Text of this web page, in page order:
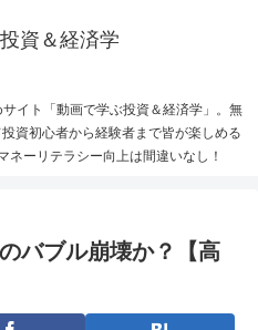
資＆経済学
イト「動画で学ぶ投資＆経済学」。無
資初心者から経験者まで皆が楽しめる
ーリテラシー向上は間違いなし！
バブル崩壊か？【高